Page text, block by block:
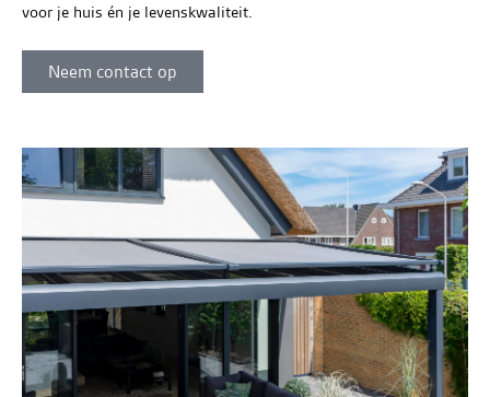
voor je huis én je levenskwaliteit.
Neem contact op